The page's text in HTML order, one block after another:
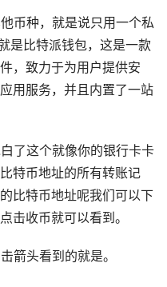
币种，就是说只用一个私
是比特派钱包，这是一款
，致力于为用户提供安
用服务，并且内置了一站
了这个就像你的银行卡卡
特币地址的所有转账记
比特币地址呢我们可以下
击收币就可以看到。
箭头看到的就是。